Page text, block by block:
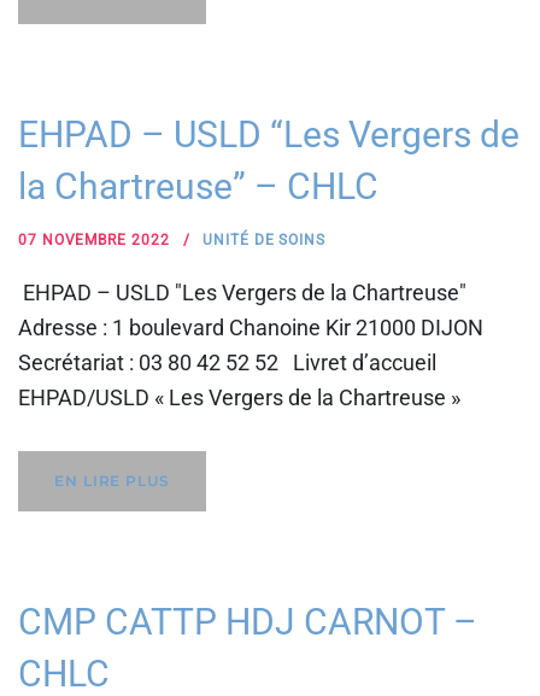
EHPAD – USLD “Les Vergers de
la Chartreuse” – CHLC
07 NOVEMBRE 2022 UNITÉ DE SOINS
EHPAD – USLD "Les Vergers de la Chartreuse"
Adresse : 1 boulevard Chanoine Kir 21000 DIJON
Secrétariat : 03 80 42 52 52 Livret d’accueil
EHPAD/USLD « Les Vergers de la Chartreuse »
EN LIRE PLUS
CMP CATTP HDJ CARNOT –
CHLC